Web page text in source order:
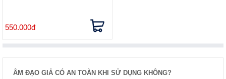
550.000đ
ÂM ĐẠO GIẢ CÓ AN TOÀN KHI SỬ DỤNG KHÔNG?